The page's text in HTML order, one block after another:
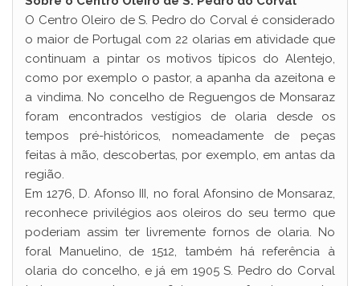
O Centro Oleiro de S. Pedro do Corval é considerado
o maior de Portugal com 22 olarias em atividade que
continuam a pintar os motivos típicos do Alentejo,
como por exemplo o pastor, a apanha da azeitona e
a vindima. No concelho de Reguengos de Monsaraz
foram encontrados vestígios de olaria desde os
tempos pré-históricos, nomeadamente de peças
feitas à mão, descobertas, por exemplo, em antas da
região.
Em 1276, D. Afonso III, no foral Afonsino de Monsaraz,
reconhece privilégios aos oleiros do seu termo que
poderiam assim ter livremente fornos de olaria. No
foral Manuelino, de 1512, também há referência à
olaria do concelho, e já em 1905 S. Pedro do Corval